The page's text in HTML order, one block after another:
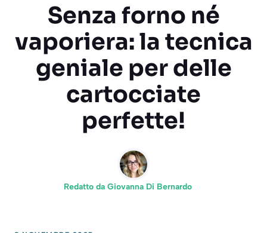
Senza forno né
vaporiera: la tecnica
geniale per delle
cartocciate
perfette!
Redatto da Giovanna Di Bernardo